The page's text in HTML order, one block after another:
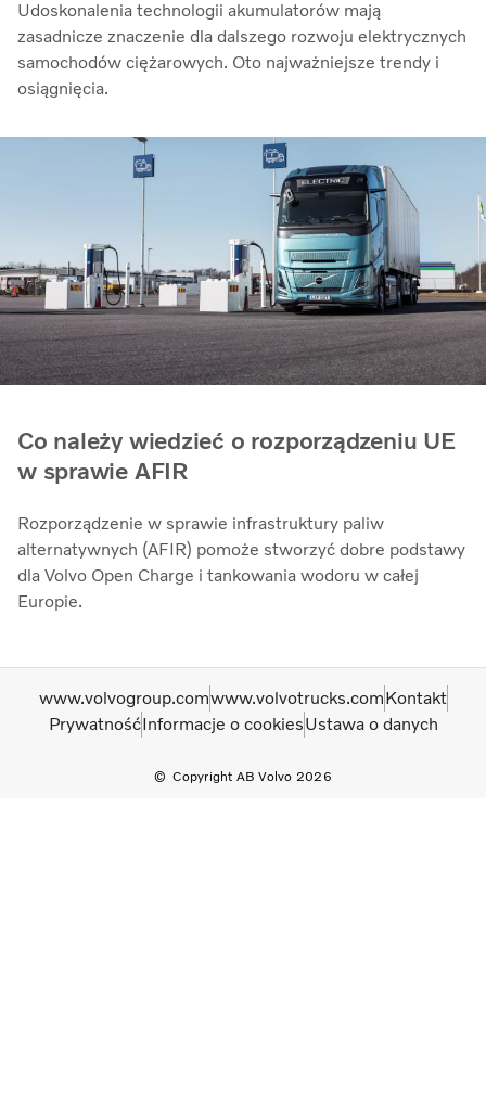
Udoskonalenia technologii akumulatorów mają
zasadnicze znaczenie dla dalszego rozwoju elektrycznych
samochodów ciężarowych. Oto najważniejsze trendy i
osiągnięcia.
Co należy wiedzieć o rozporządzeniu UE
w sprawie AFIR
Rozporządzenie w sprawie infrastruktury paliw
alternatywnych (AFIR) pomoże stworzyć dobre podstawy
dla Volvo Open Charge i tankowania wodoru w całej
Europie.
Copyright AB Volvo 2026
www.volvogroup.comwww.volvotrucks.comKontakt
PrywatnośćInformacje o cookiesUstawa o danych